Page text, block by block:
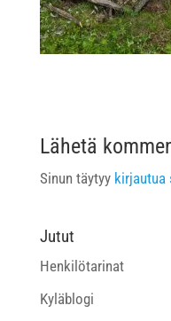
Lähetä
Sinun täytyy kirjautua
Jutut
Henkilötarinat
Kyläblogi